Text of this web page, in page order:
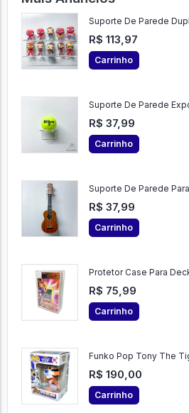
Suporte De Parede
R$ 113,97
Carrinho
Suporte De Parede
R$ 37,99
Carrinho
Suporte De Parede
R$ 37,99
Carrinho
Protetor Case Para
R$ 75,99
Carrinho
Funko Pop Tony The
R$ 190,00
Carrinho